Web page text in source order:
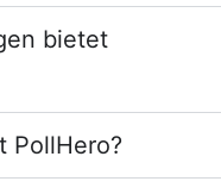
bietet
PollHero?